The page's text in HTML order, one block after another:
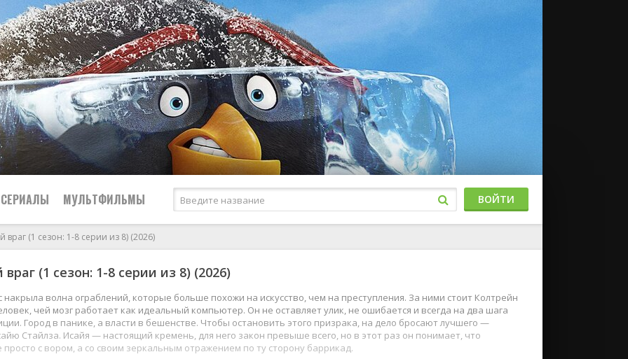
Биографические
Боевики
Вестерны
Военные
Документальные
Мелодрамы
Приключения
Семейные
Спорт
Триллеры
СЕРИАЛЫ
2026
2025
2024
2023
2022
Российские
СССР
Зарубежные
МУЛЬТФИЛЬМЫ
2026
2025
2024
2023
2022
ВОЙТИ
враг (1 сезон: 1-8 серии из 8) (2026)
(1 сезон: 1-8 серии из 8) (2026)
накрыла волна ограблений, которые больше похожи на искусство, чем на преступления. За ними стоит Колтрейн
чей мозг работает как идеальный компьютер. Он не оставляет улик, не ошибается и всегда на два шага
Город в панике, а власти в бешенстве. Чтобы остановить этого призрака, на дело бросают лучшего —
Стайлза. Исайя — настоящий кремень, для него закон превыше всего, но в этот раз он понимает, что
просто с вором, а со своим зеркальным отражением по ту сторону баррикад.